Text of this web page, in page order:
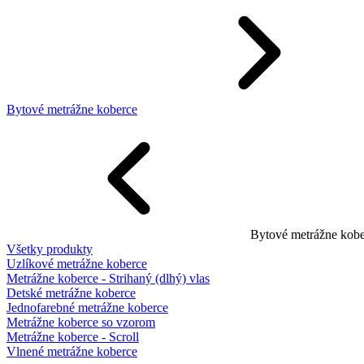
Bytové metrážne koberce
Bytové metrážne
Všetky produkty
Uzlíkové metrážne koberce
Metrážne koberce - Strihaný (dlhý) vlas
Detské metrážne koberce
Jednofarebné metrážne koberce
Metrážne koberce so vzorom
Metrážne koberce - Scroll
Vlnené metrážne koberce